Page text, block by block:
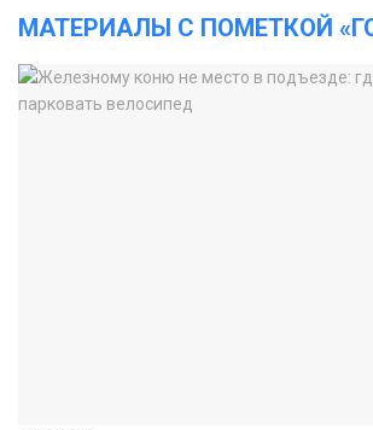
МАТЕРИАЛЫ С ПОМЕТКОЙ